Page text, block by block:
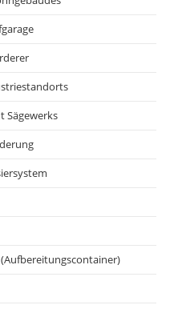
Sägewerks
(Aufbereitungscontainer)